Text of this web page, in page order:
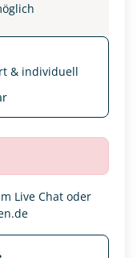
& individuell
Live Chat oder